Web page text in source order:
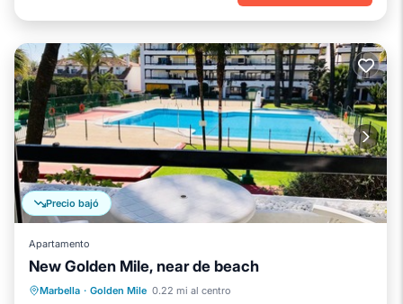
Precio bajó
Apartamento
New Golden Mile, near de beach
Marbella · Golden Mile 0.22 mi al centro
Piscina Cocina Aire acondicionado